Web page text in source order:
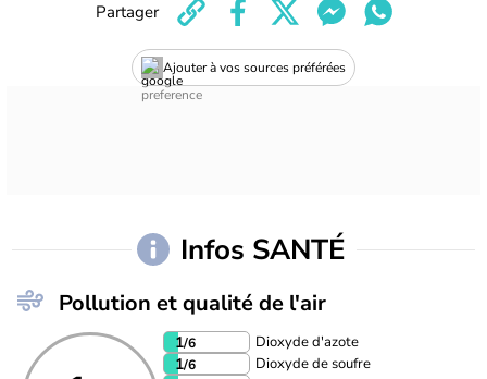
Ajouter à vos sources préférées
Partager
Infos SANTÉ
Pollution et qualité de l'air
1/6 Dioxyde d'azote
1/6 Dioxyde de soufre